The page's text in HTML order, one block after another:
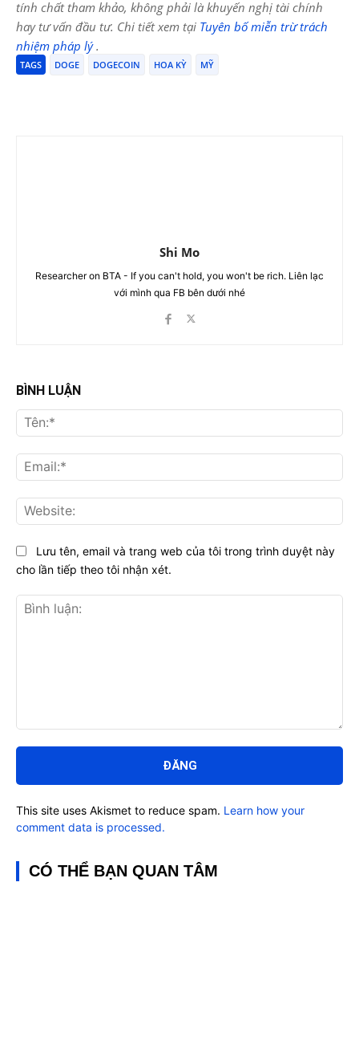
tính chất tham khảo, không phải là khuyến nghị tài chính
hay tư vấn đầu tư. Chi tiết xem tại Tuyên bố miễn trừ trách
nhiệm pháp lý.
TAGS DOGE DOGECOIN HOA KỲ MỸ
Shi Mo
Researcher on BTA - If you can't hold, you won't be rich. Liên lạc
với mình qua FB bên dưới nhé
BÌNH LUẬN
luận:
Lưu tên, email và trang web của tôi trong trình duyệt này
cho lần tiếp theo tôi nhận xét.
This site uses Akismet to reduce spam. Learn how your
comment data is processed.
CÓ THỂ BẠN QUAN TÂM